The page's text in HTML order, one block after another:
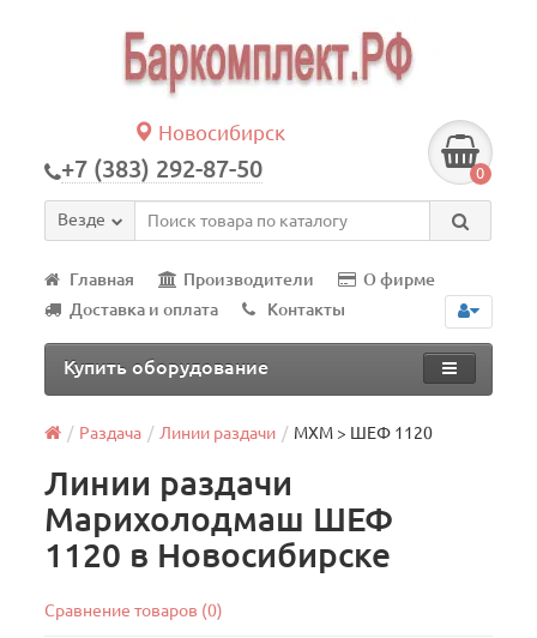
Новосибирск
+7 (383) 292-87-50 0
Везде
Главная Производители
О фирме
Доставка и оплата
Контакты
Купить оборудование
Раздача Линии раздачи МХМ > ШЕФ 1120
Линии раздачи
Марихолодмаш ШЕФ
1120 в Новосибирске
Сравнение товаров (0)